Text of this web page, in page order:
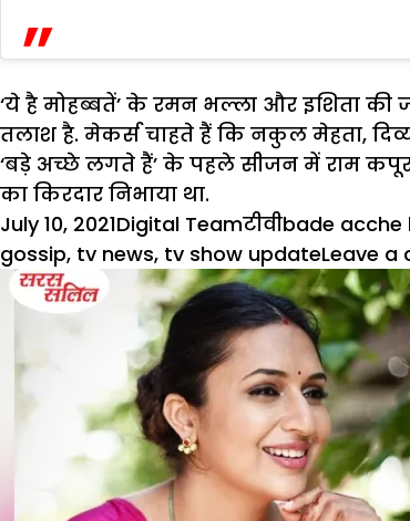
‘ये है मोहब्बतें’ के रमन भल्ला और इशिता
तलाश है. मेकर्स चाहते हैं कि नकुल मेहता,
‘बड़े अच्छे लगते हैं’ के पहले सीजन में राम कपूर
का किरदार निभाया था.
Posted
on
July 10, 2021Author
Digital TeamCategories
टीवीTags
bade acche
gossip, tv news, tv show updateLeave a